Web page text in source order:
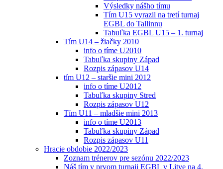
Výsledky nášho tímu
Tím U15 vyrazil na tretí turnaj
EGBL do Tallinnu
Tabuľka EGBL U15 – 1. turnaj
Tím U14 – žiačky 2010
info o tíme U2010
Tabuľka skupiny Západ
Rozpis zápasov U14
tím U12 – staršie mini 2012
info o tíme U2012
Tabuľka skupiny Stred
Rozpis zápasov U12
Tím U11 – mladšie mini 2013
info o tíme U2013
Tabuľka skupiny Západ
Rozpis zápasov U11
Hracie obdobie 2022/2023
Zoznam trénerov pre sezónu 2022/2023
Náš tím v prvom turnaji EGBL v Litve na 4.